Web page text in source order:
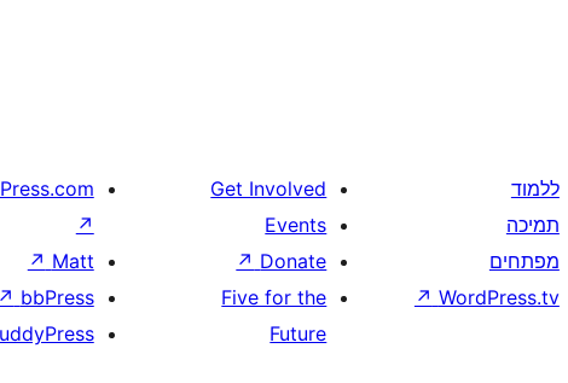
ללמוד
תמיכה
מפתחים
WordPress.tv
↗
Get Involved
Events
Donate
↗
Five for the
Future
↗
Matt
↗
bbPress
↗